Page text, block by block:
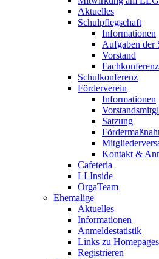
Aktuelles
Schulpflegschaft
Informationen
Aufgaben der
Vorstand
Schulkonferenz
Förderverein
Informationen
Satzung
Kontakt &
Cafeteria
LLInside
OrgaTeam
Ehemalige
Aktuelles
Informationen
Anmeldestatistik
Links zu Homepages
Registrieren